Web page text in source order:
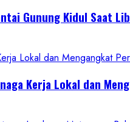
Gunung Kidul Saat
Lokal dan Mengangkat
Kerja Lokal dan